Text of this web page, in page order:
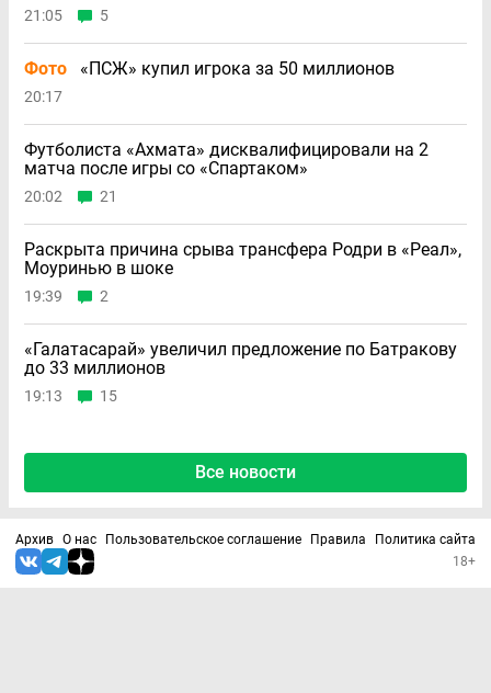
21:05 5
Фото «ПСЖ» купил игрока за 50 миллионов
20:17
Футболиста «Ахмата» дисквалифицировали на 2
матча после игры со «Спартаком»
20:02 21
Раскрыта причина срыва трансфера Родри в «Реал»,
Моуринью в шоке
19:39 2
«Галатасарай» увеличил предложение по Батракову
до 33 миллионов
19:13 15
Все новости
Архив О нас Пользовательское соглашение Правила
Политика сайта
18+